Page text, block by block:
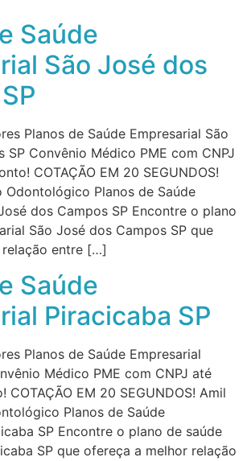
Saúde
São José dos
Planos de Saúde Empresarial São
SP Convênio Médico PME com CNPJ
COTAÇÃO EM 20 SEGUNDOS!
Odontológico Planos de Saúde
dos Campos SP Encontre o plano
São José dos Campos SP que
entre […]
Saúde
Piracicaba SP
Planos de Saúde Empresarial
Médico PME com CNPJ até
COTAÇÃO EM 20 SEGUNDOS! Amil
Planos de Saúde
SP Encontre o plano de saúde
SP que ofereça a melhor relação